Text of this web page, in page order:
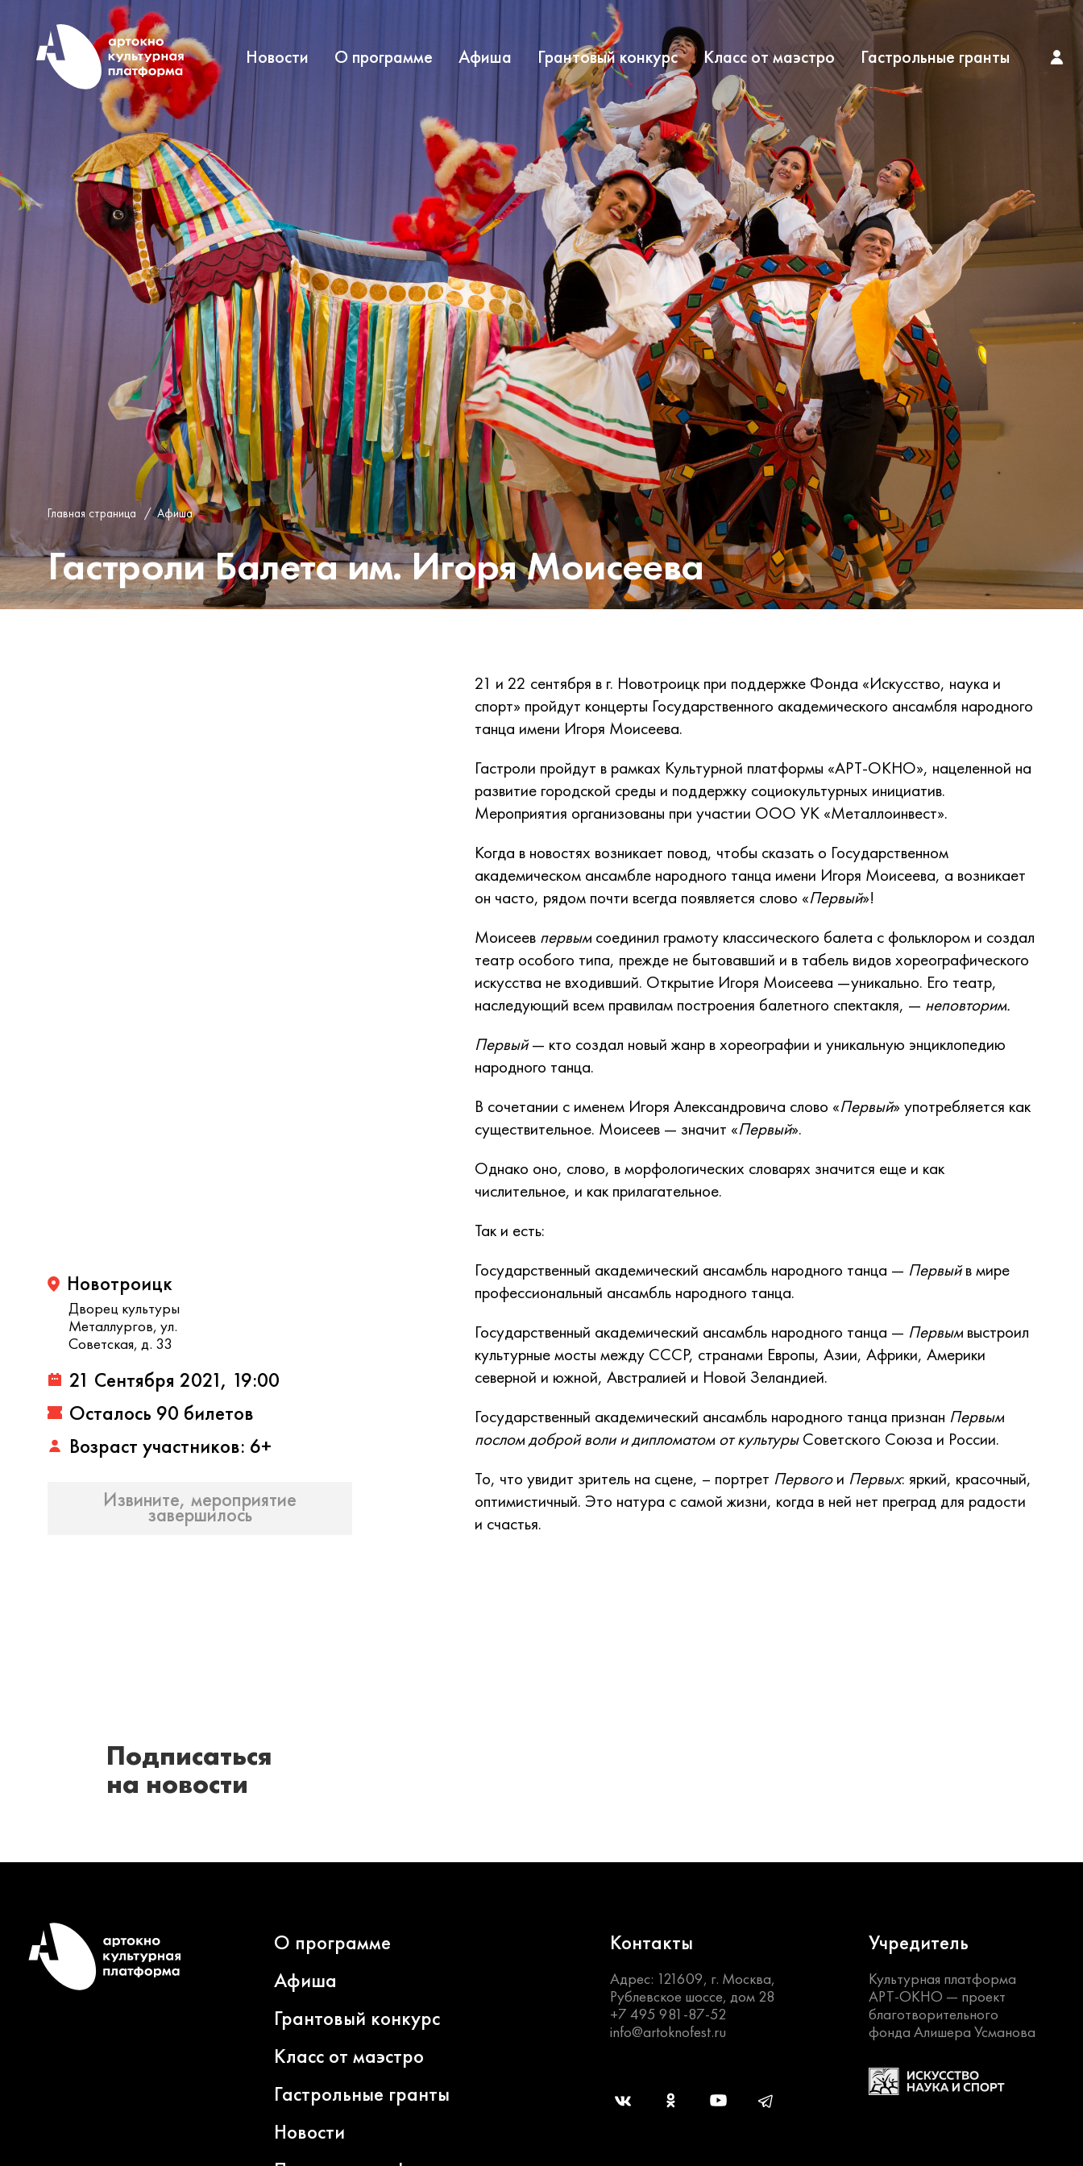
Новости О программе Афиша Грантовый конкурс Класс от маэстро Гастрольные гранты
Главная страница / Афиша
Гастроли Балета им. Игоря Моисеева
Новотроицк
Дворец культуры
Металлургов, ул.
Советская, д. 33
21 Сентября 2021, 19:00
Осталось 90 билетов
Возраст участников: 6+
Извините, мероприятие
завершилось
21 и 22 сентября в г. Новотроицк при поддержке Фонда «Искусство, наука и
спорт» пройдут концерты Государственного академического ансамбля народного
танца имени Игоря Моисеева.
Гастроли пройдут в рамках Культурной платформы «АРТ-ОКНО», нацеленной на
развитие городской среды и поддержку социокультурных инициатив.
Мероприятия организованы при участии ООО УК «Металлоинвест».
Когда в новостях возникает повод, чтобы сказать о Государственном
академическом ансамбле народного танца имени Игоря Моисеева, а возникает
он часто, рядом почти всегда появляется слово «Первый»!
Моисеев первым соединил грамоту классического балета с фольклором и создал
театр особого типа, прежде не бытовавший и в табель видов хореографического
искусства не входивший. Открытие Игоря Моисеева —уникально. Его театр,
наследующий всем правилам построения балетного спектакля, — неповторим.
Первый— кто создал новый жанр в хореографии и уникальную энциклопедию
народного танца.
В сочетании с именем Игоря Александровича слово «Первый» употребляется как
существительное. Моисеев — значит «Первый».
Однако оно, слово, в морфологических словарях значится еще и как
числительное, и как прилагательное.
Так и есть:
Государственный академический ансамбль народного танца — Первыйв мире
профессиональный ансамбль народного танца.
Государственный академический ансамбль народного танца — Первым выстроил
культурные мосты между СССР, странами Европы, Азии, Африки, Америки
северной и южной, Австралией и Новой Зеландией.
Государственный академический ансамбль народного танца признан Первым
послом доброй воли и дипломатом от культурыСоветского Союза и России.
То, что увидит зритель на сцене, – портрет Первогои Первых: яркий, красочный,
оптимистичный. Это натура с самой жизни, когда в ней нет преград для радости
и счастья.
Подписаться
на новости
О программе
Афиша
Грантовый конкурс
Класс от маэстро
Гастрольные гранты
Новости
Контакты
Адрес: 121609, г. Москва,
Рублевское шоссе, дом 28
+7 495 981-87-52
info@artoknofest.ru
Учредитель
Культурная платформа
АРТ-ОКНО — проект
благотворительного
фонда Алишера Усманова